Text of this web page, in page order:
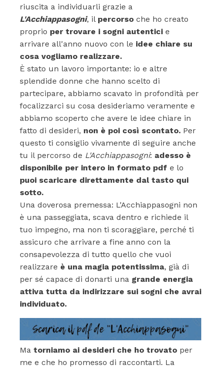
riuscita a individuarli grazie a
L'Acchiappasogni, il percorso che ho creato
proprio per trovare i sogni autentici e
arrivare all'anno nuovo con le idee chiare su
cosa vogliamo realizzare.
È stato un lavoro importante: io e altre
splendide donne che hanno scelto di
partecipare, abbiamo scavato in profondità per
focalizzarci su cosa desideriamo veramente e
abbiamo scoperto che avere le idee chiare in
fatto di desideri, non è poi così scontato. Per
questo ti consiglio vivamente di seguire anche
tu il percorso de L'Acchiappasogni: adesso è
disponibile per intero in formato pdf e lo
puoi scaricare direttamente dal tasto qui
sotto.
Una doverosa premessa: L'Acchiappasogni non
è una passeggiata, scava dentro e richiede il
tuo impegno, ma non ti scoraggiare, perché ti
assicuro che arrivare a fine anno con la
consapevolezza di tutto quello che vuoi
realizzare è una magia potentissima, già di
per sé capace di donarti una grande energia
attiva tutta da indirizzare sui sogni che avrai
individuato.
Ma torniamo ai desideri che ho trovato per
me e che ho promesso di raccontarti. La